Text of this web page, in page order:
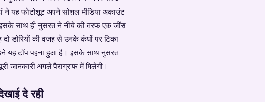
ने यह फोटोशूट अपने सोशल मीडिया अकाउंट
साथ ही नुसरत ने नीचे की तरफ एक जींस
डोरियों की वजह से उनके कंधों पर टिका
यह टॉप पहना हुआ है। इसके साथ नुसरत
अगले पैराग्राफ में मिलेगी।
दे रही